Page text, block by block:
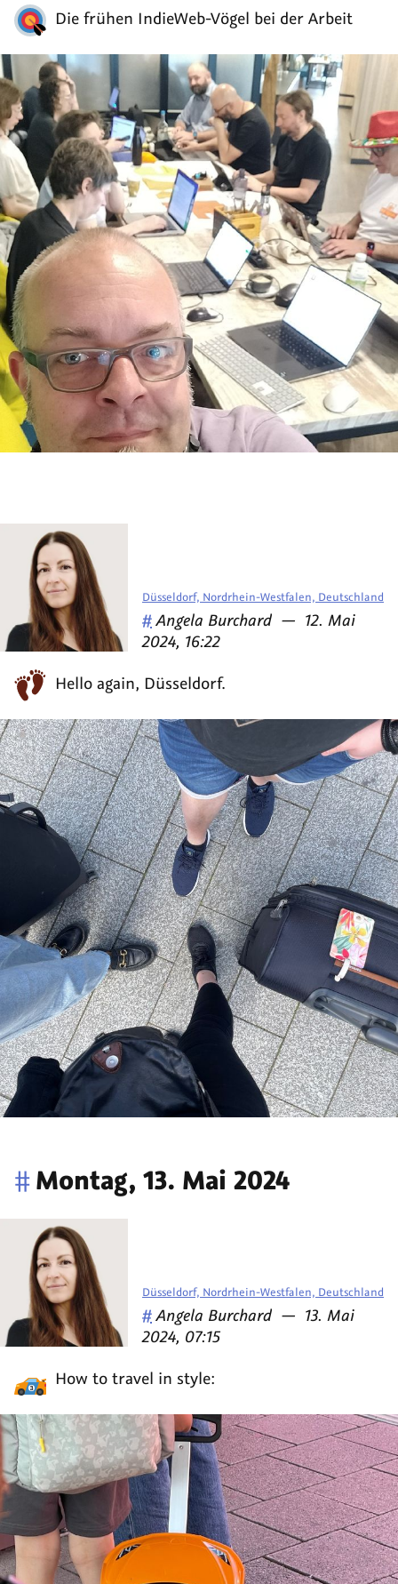
Die frühen IndieWeb-Vögel bei der Arbeit
Hello again, Düsseldorf.
Düsseldorf, Nordrhein-Westfalen, Deutschland
#Veröffentlicht
von
Angela Burchard — am
12. Mai
2024, 16:22
#Montag, 13. Mai 2024
How to travel in style:
Düsseldorf, Nordrhein-Westfalen, Deutschland
#Veröffentlicht
von
Angela Burchard — am
13. Mai
2024, 07:15